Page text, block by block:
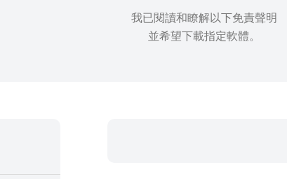
我已閱讀和瞭解以下免責聲明
並希望下載指定軟體。